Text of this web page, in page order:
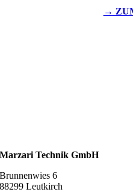
→
Marzari Technik GmbH
Brunnenwies 6
88299 Leutkirch